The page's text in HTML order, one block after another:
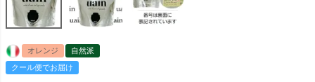
オレンジ
自然派
クール便でお届け